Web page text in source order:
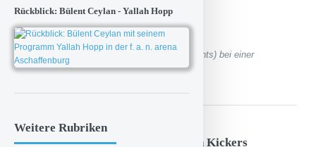
schöner, dass wir gewonnen haben.
Holger Stenger (Mitte) und Jochen Seitz (rechts) bei einer
Pressekonferenz (Foto: © Moritz Hahn)
Die Euphorie gegen 1860 und gegen Kickers
Rückblick: Bülent Ceylan - Yallah Hopp
Weitere Rubriken